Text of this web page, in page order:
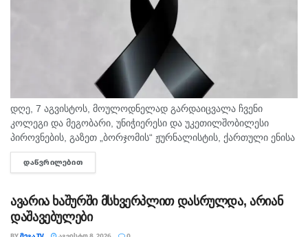
დღე, 7 აგვისტოს, მოულოდნელად გარდაიცვალა ჩვენი
კოლეგი და მეგობარი, უნიჭიერესი და უკეთილშობილესი
პიროვნების, გაზეთ „ბორჯომის“ ჟურნალისტის, ქართული ენისა
და ლიტერატურის პედაგოგი მონიკა ჭანტურია. "მეგა ტვ"
უდიდეს მწუხარებას გამოვხატავს მონიკა ჭანტურიას
ᲓᲐᲬᲕᲠᲘᲚᲔᲑᲘᲗ
ავარია ხაშურში მსხვერპლით დასრულდა, არიან
დაშავებულები